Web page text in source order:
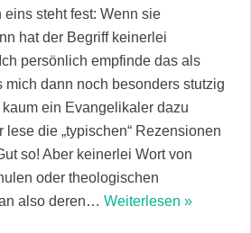
steht fest: Wenn sie
hat der Begriff keinerlei
persönlich empfinde das als
mich dann noch besonders stutzig
ein Evangelikaler dazu
lese die „typischen“ Rezensionen
so! Aber keinerlei Wort von
oder theologischen
also deren… Weiterlesen »